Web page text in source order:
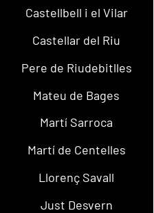
Castellbell i el Vilar
Castellar del Riu
Pere de Riudebitlles
Mateu de Bages
Martí Sarroca
Martí de Centelles
Llorenç Savall
Just Desvern